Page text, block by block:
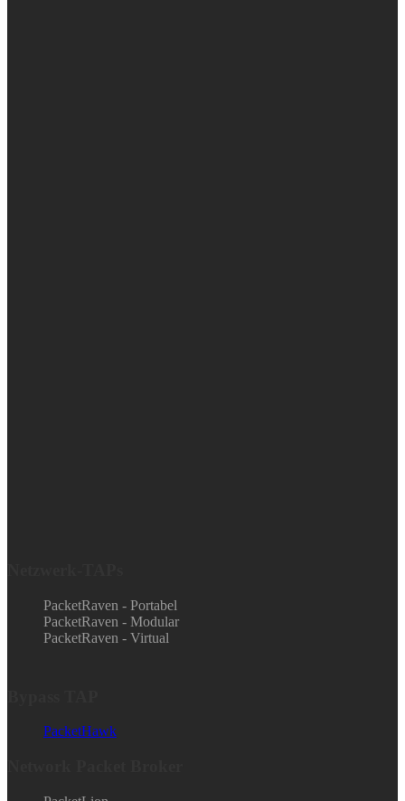
PacketRaven - Portabel
PacketRaven - Modular
PacketRaven - Virtual
PacketHawk